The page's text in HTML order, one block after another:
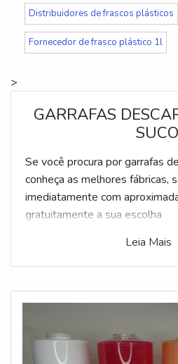
Distribuidores de frascos plásticos
Fornecedor de frasco plástico 1l
>
GARRAFAS
SUCO
Se você procura por garrafas
conheça as melhores fábricas, solicite
imediatamente com
gratuitamente a sua escolha
Leia Mais